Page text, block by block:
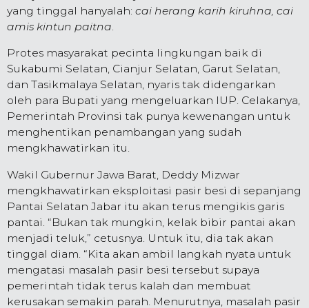
yang tinggal hanyalah: cai herang karih kiruhna, cai
amis kintun paitna
Protes masyarakat pecinta lingkungan baik di
Sukabumi Selatan, Cianjur Selatan, Garut Selatan,
dan Tasikmalaya Selatan, nyaris tak didengarkan
oleh para Bupati yang mengeluarkan IUP. Celakanya,
Pemerintah Provinsi tak punya kewenangan untuk
menghentikan penambangan yang sudah
mengkhawatirkan itu.
Wakil Gubernur Jawa Barat, Deddy Mizwar
mengkhawatirkan eksploitasi pasir besi di sepanjang
Pantai Selatan Jabar itu akan terus mengikis garis
pantai. “Bukan tak mungkin, kelak bibir pantai akan
menjadi teluk,” cetusnya. Untuk itu, dia tak akan
tinggal diam. “Kita akan ambil langkah nyata untuk
mengatasi masalah pasir besi tersebut supaya
pemerintah tidak terus kalah dan membuat
kerusakan semakin parah. Menurutnya, masalah pasir